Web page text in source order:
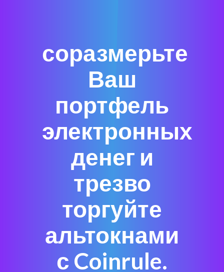
соразмерьте
Ваш
портфель
электронных
денег и
трезво
торгуйте
альтокнами
с Coinrule.